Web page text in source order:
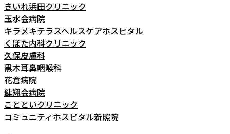
きいれ浜田クリニック
玉水会病院
キラメキテラスヘルスケアホスピタル
くぼた内科クリニック
久保皮膚科
黒木耳鼻咽喉科
花倉病院
健翔会病院
ことといクリニック
コミュニティホスピタル新照院